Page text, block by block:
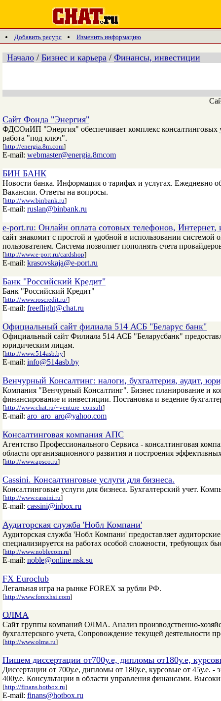
Добавить ресурс Изменить информацию
Начало / Бизнес и карьера / Финансы, инвестиции
Сайт Фонда "Энергия"
ФДСОиИП "Энергия" обеспечивает комплекс консалтинговых
работа "под ключ".
[http://energia.8m.com]
E-mail: webmaster@energia.8mcom
БИН БАНК
Новости банка. Информация о тарифах и услугах. Ежедневно
Вакансии. Ответы на вопросы.
[http://www.binbank.ru]
E-mail: ruslan@binbank.ru
e-port.ru: Онлайн оплата сотовых телефонов, Интернет,
сайт знакомит с простой и удобной в использовании системой
пользователем. Система позволяет пополнять счета
[http://www.e-port.ru/cardshop]
E-mail: krasovskaja@e-port.ru
Банк "Российский Кредит"
Банк "Российский Кредит"
[http://www.roscredit.ru/]
E-mail: freeflight@chat.ru
Официальный сайт филиала 514 АСБ "Беларус банк"
Официальный сайт Филиала 514 АСБ "Беларусбанк"
юридическим лицам.
[http://www.514asb.by]
E-mail: info@514asb.by
Венчурный Консалтинг: налоги, бухгалтерия, аудит,
Компания "Венчурный Консалтинг". Бизнес планирование и
финансирование и инвестиции. Постановка и ведение
[http://www.chat.ru/~venture_consult]
E-mail: aro_aro_aro@yahoo.com
Консалтинговая компания АПС
Агентство Профессионального Сервиса - консалтинговая
области организационного развития и построения
[http://www.apsco.ru]
Cassini. Консалтинговые услуги для бизнеса.
Консалтинговые услуги для бизнеса. Бухгалтерский учет.
[http://www.cassini.ru]
E-mail: cassini@inbox.ru
Аудиторская служба 'Нобл Компани'
Аудиторская служба 'Нобл Компани' предоставляет
специализируется на работах особой сложности, требующих
[http://www.noblecom.ru]
E-mail: noble@online.nsk.su
FX Euroclub
Легальная игра на рынке FOREX за рубли РФ.
[http://www.forexhsi.com]
ОЛМА
Сайт группы компаний ОЛМА. Анализ производственно-
бухгалтерского учета, Сопровождение текущей деятельности
[http://www.olma.ru]
Пишем диссертации от700у.е, дипломы от180у.е,
Диссертации от 700у.е, дипломы от 180у.е, курсовые от
400у.е. Консультации в области управления финансами.
[http://finans.hotbox.ru]
E-mail: finans@hotbox.ru